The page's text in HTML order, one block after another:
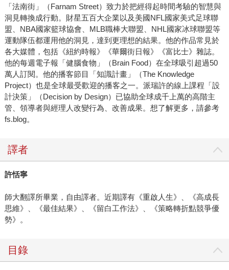
「法南街」（Farnam Street）致力於把經得起時間考驗的智慧與
洞見轉換成行動。財星五百大企業以及美國NFL國家美式足球聯
盟、NBA國家籃球協會、MLB職棒大聯盟、NHL國家冰球聯盟等
運動隊伍都運用他的洞見，達到更理想的結果。他的作品常見於
各大媒體，包括《紐約時報》《華爾街日報》《富比士》雜誌。
他的每週電子報「健腦食物」（Brain Food）在全球吸引超過50
萬人訂閱。他的播客節目「知識計畫」（The Knowledge
Project）也是全球最受歡迎的播客之一。派瑞許的線上課程「設
計決策」（Decision by Design）已協助全球成千上萬的高階主
管、領導者與經理人改變行為、改善成果。想了解更多，請參考
fs.blog。
譯者
許恬寧
師大翻譯所畢業，自由譯者。近期譯有《重啟人生》、《高成長
思維》、《最佳結果》、《留白工作法》、《策略轉折點競爭優
勢》。
目錄